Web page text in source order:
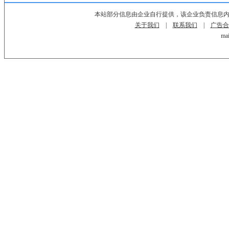
本站部分信息由企业自行提供，该企业负责信息
关于我们
联系我们
广告